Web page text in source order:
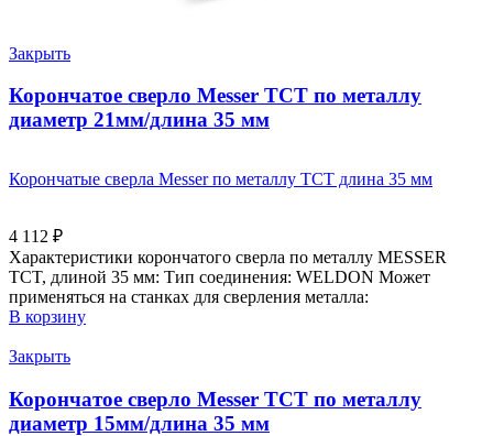
Закрыть
Корончатое сверло Messer ТСТ по металлу
диаметр 21мм/длина 35 мм
Корончатые сверла Messer по металлу ТСТ длина 35 мм
4 112 ₽
Характеристики корончатого сверла по металлу MESSER
TCT, длиной 35 мм: Тип соединения: WELDON Может
применяться на станках для сверления металла:
В корзину
Закрыть
Корончатое сверло Messer ТСТ по металлу
диаметр 15мм/длина 35 мм